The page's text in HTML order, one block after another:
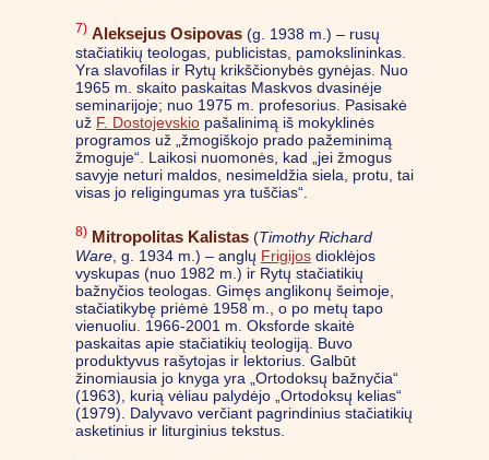
7) Aleksejus Osipovas (g. 1938 m.) – rusų
stačiatikių teologas, publicistas, pamokslininkas.
Yra slavofilas ir Rytų krikščionybės gynėjas. Nuo
1965 m. skaito paskaitas Maskvos dvasinėje
seminarijoje; nuo 1975 m. profesorius. Pasisakė
už F. Dostojevskio pašalinimą iš mokyklinės
programos už „žmogiškojo prado pažeminimą
žmoguje“. Laikosi nuomonės, kad „jei žmogus
savyje neturi maldos, nesimeldžia siela, protu, tai
visas jo religingumas yra tuščias“.
8) Mitropolitas Kalistas (Timothy Richard
Ware , g. 1934 m.) – anglų Frigijos dioklėjos
vyskupas (nuo 1982 m.) ir Rytų stačiatikių
bažnyčios teologas. Gimęs anglikonų šeimoje,
stačiatikybę priėmė 1958 m., o po metų tapo
vienuoliu. 1966-2001 m. Oksforde skaitė
paskaitas apie stačiatikių teologiją. Buvo
produktyvus rašytojas ir lektorius. Galbūt
žinomiausia jo knyga yra „Ortodoksų bažnyčia“
(1963), kurią vėliau palydėjo „Ortodoksų kelias“
(1979). Dalyvavo verčiant pagrindinius stačiatikių
asketinius ir liturginius tekstus.